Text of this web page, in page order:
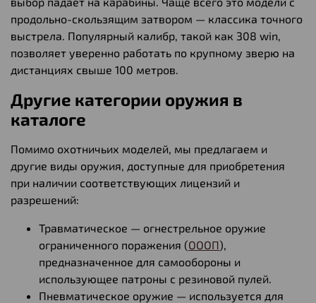
продольно-скользящим затвором — классика точного
выстрела. Популярный калибр, такой как 308 win,
позволяет уверенно работать по крупному зверю на
дистанциях свыше 100 метров.
Другие категории оружия в
каталоге
Помимо охотничьих моделей, мы предлагаем и
другие виды оружия, доступные для приобретения
при наличии соответствующих лицензий и
разрешений:
Травматическое — огнестрельное оружие
ограниченного поражения (ОООП),
предназначенное для самообороны и
использующее патроны с резиновой пулей.
Пневматическое оружие — используется для